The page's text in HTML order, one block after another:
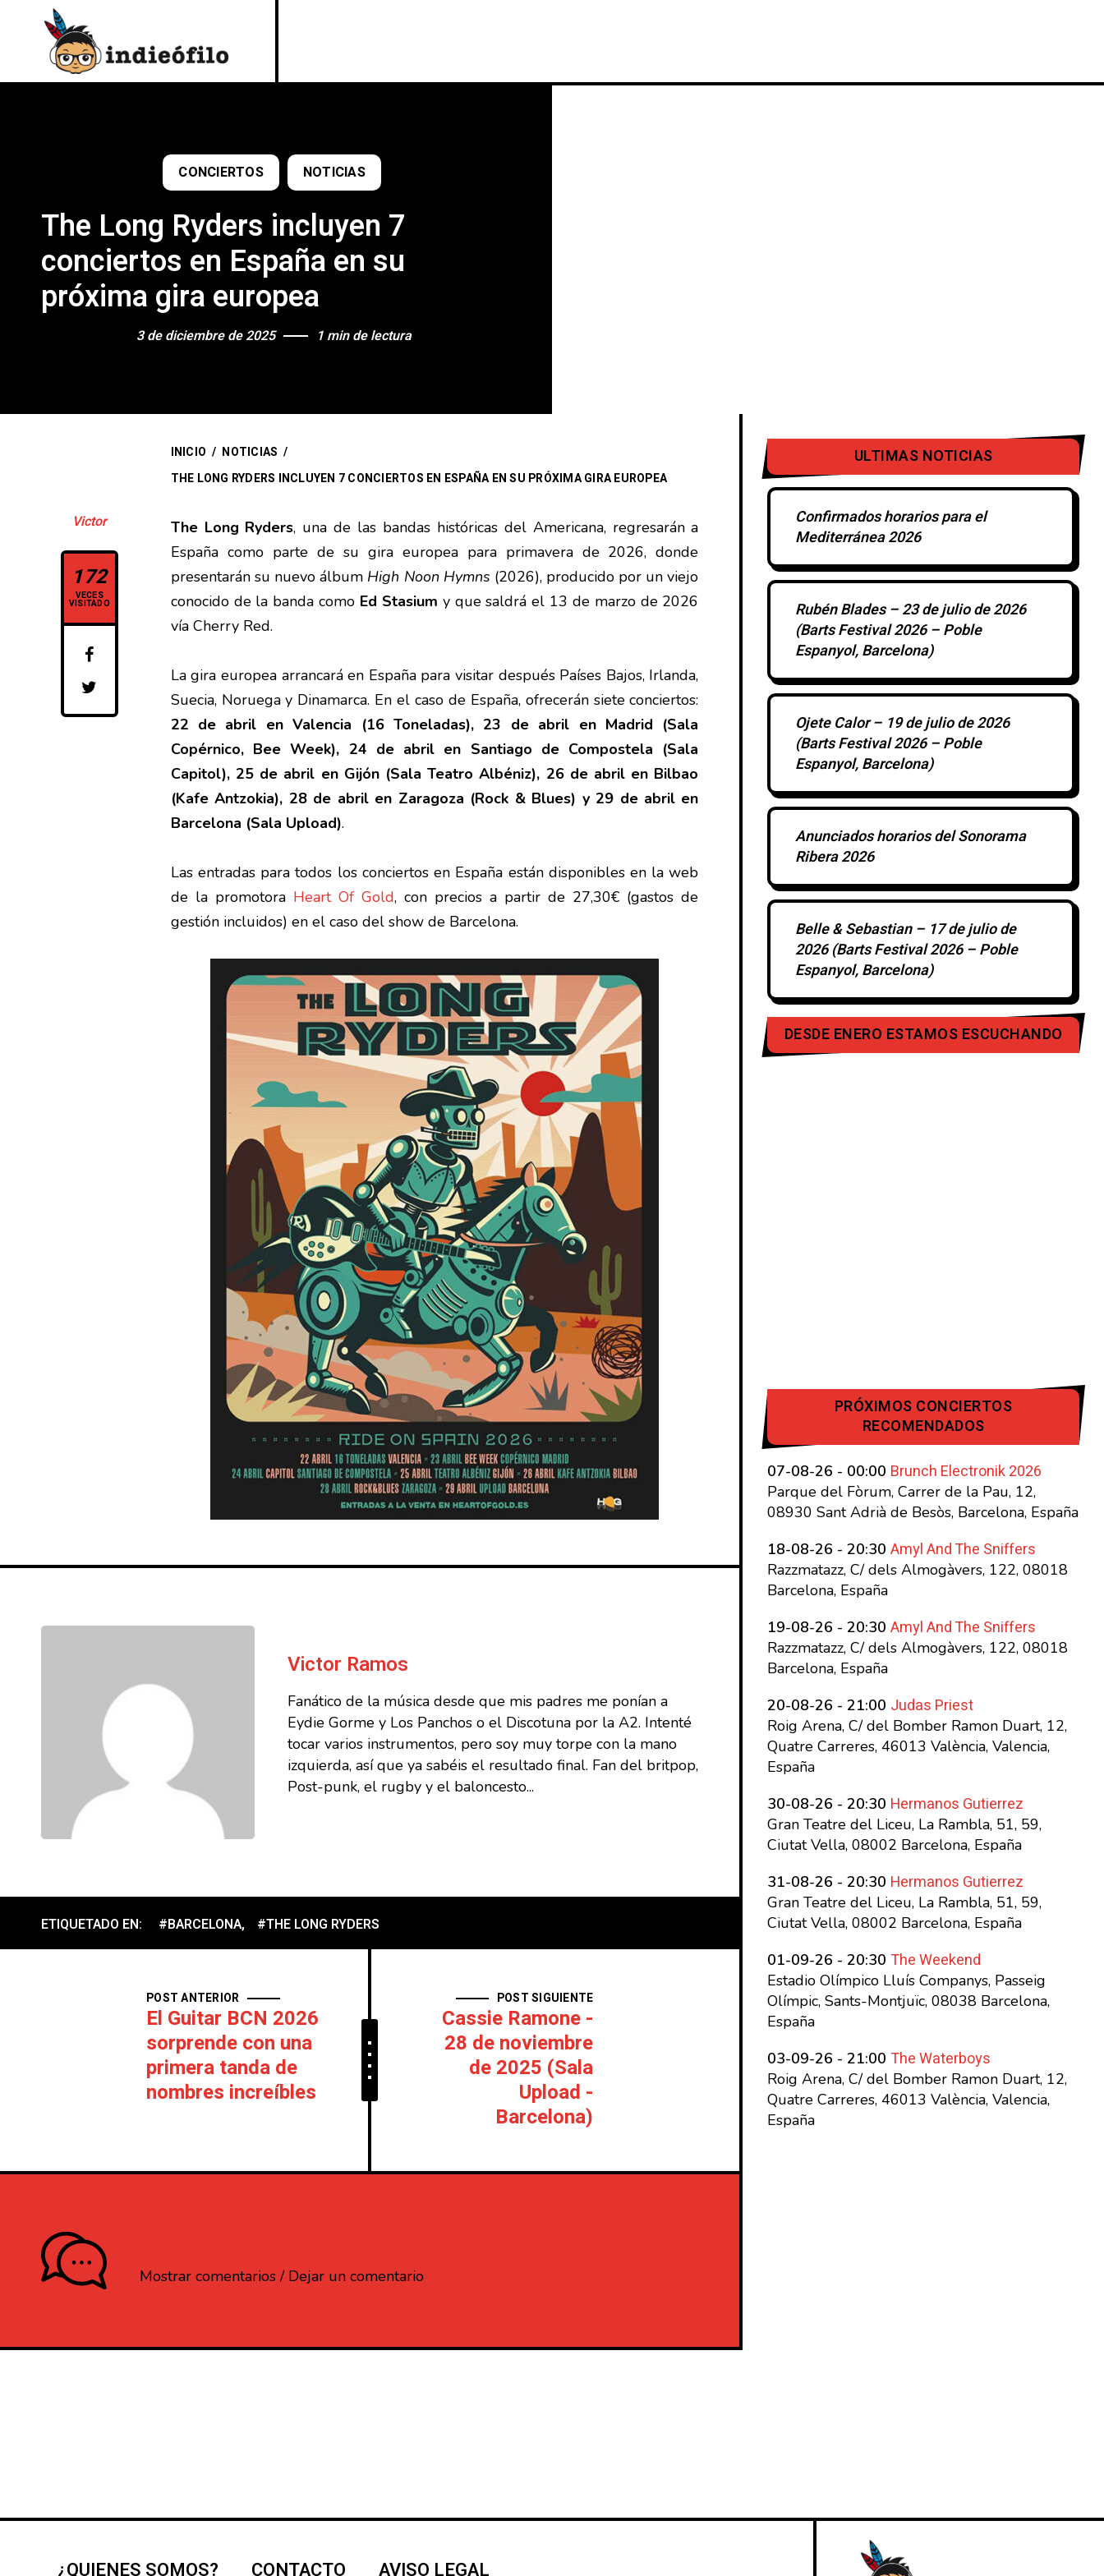
CONCIERTOS NOTICIAS
The Long Ryders incluyen 7
conciertos en España en su
próxima gira europea
3 de diciembre de 2025 1 min de lectura
Victor
172
VECES
VISITADO
INICIO / NOTICIAS /
THE LONG RYDERS INCLUYEN 7 CONCIERTOS EN ESPAÑA EN SU PRÓXIMA GIRA EUROPEA
The Long Ryders, una de las bandas históricas del Americana, regresarán a
España como parte de su gira europea para primavera de 2026, donde
presentarán su nuevo álbum High Noon Hymns (2026), producido por un viejo
conocido de la banda como Ed Stasium y que saldrá el 13 de marzo de 2026
vía Cherry Red.
La gira europea arrancará en España para visitar después Países Bajos, Irlanda,
Suecia, Noruega y Dinamarca. En el caso de España, ofrecerán siete conciertos:
22 de abril en Valencia (16 Toneladas), 23 de abril en Madrid (Sala
Copérnico, Bee Week), 24 de abril en Santiago de Compostela (Sala
Capitol), 25 de abril en Gijón (Sala Teatro Albéniz), 26 de abril en Bilbao
(Kafe Antzokia), 28 de abril en Zaragoza (Rock & Blues) y 29 de abril en
Barcelona (Sala Upload).
Las entradas para todos los conciertos en España están disponibles en la web
de la promotora Heart Of Gold, con precios a partir de 27,30€ (gastos de
gestión incluidos) en el caso del show de Barcelona.
Victor Ramos
Fanático de la música desde que mis padres me ponían a
Eydie Gorme y Los Panchos o el Discotuna por la A2. Intenté
tocar varios instrumentos, pero soy muy torpe con la mano
izquierda, así que ya sabéis el resultado final. Fan del britpop,
Post-punk, el rugby y el baloncesto...
ETIQUETADO EN: #BARCELONA, #THE LONG RYDERS
POST ANTERIOR
El Guitar BCN 2026
sorprende con una
primera tanda de
nombres increíbles
POST SIGUIENTE
Cassie Ramone -
28 de noviembre
de 2025 (Sala
Upload -
Barcelona)
Mostrar comentarios / Dejar un comentario
ULTIMAS NOTICIAS
Confirmados horarios para el
Mediterránea 2026
Rubén Blades – 23 de julio de 2026
(Barts Festival 2026 – Poble
Espanyol, Barcelona)
Ojete Calor – 19 de julio de 2026
(Barts Festival 2026 – Poble
Espanyol, Barcelona)
Anunciados horarios del Sonorama
Ribera 2026
Belle & Sebastian – 17 de julio de
2026 (Barts Festival 2026 – Poble
Espanyol, Barcelona)
DESDE ENERO ESTAMOS ESCUCHANDO
PRÓXIMOS CONCIERTOS
RECOMENDADOS
07-08-26 - 00:00 Brunch Electronik 2026
Parque del Fòrum, Carrer de la Pau, 12,
08930 Sant Adrià de Besòs, Barcelona, España
18-08-26 - 20:30 Amyl And The Sniffers
Razzmatazz, C/ dels Almogàvers, 122, 08018
Barcelona, España
19-08-26 - 20:30 Amyl And The Sniffers
Razzmatazz, C/ dels Almogàvers, 122, 08018
Barcelona, España
20-08-26 - 21:00 Judas Priest
Roig Arena, C/ del Bomber Ramon Duart, 12,
Quatre Carreres, 46013 València, Valencia,
España
30-08-26 - 20:30 Hermanos Gutierrez
Gran Teatre del Liceu, La Rambla, 51, 59,
Ciutat Vella, 08002 Barcelona, España
31-08-26 - 20:30 Hermanos Gutierrez
Gran Teatre del Liceu, La Rambla, 51, 59,
Ciutat Vella, 08002 Barcelona, España
01-09-26 - 20:30 The Weekend
Estadio Olímpico Lluís Companys, Passeig
Olímpic, Sants-Montjuïc, 08038 Barcelona,
España
03-09-26 - 21:00 The Waterboys
Roig Arena, C/ del Bomber Ramon Duart, 12,
Quatre Carreres, 46013 València, Valencia,
España
¿QUIENES SOMOS? CONTACTO AVISO LEGAL